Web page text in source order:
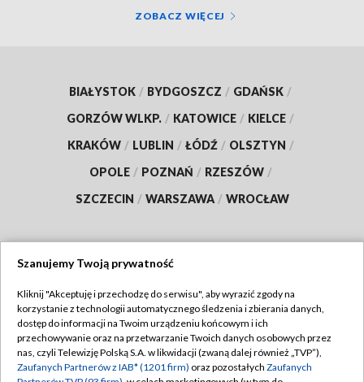
ZOBACZ WIĘCEJ
BIAŁYSTOK / BYDGOSZCZ / GDAŃSK /
GORZÓW WLKP. / KATOWICE / KIELCE /
KRAKÓW / LUBLIN / ŁÓDŹ / OLSZTYN /
OPOLE / POZNAŃ / RZESZÓW /
SZCZECIN / WARSZAWA / WROCŁAW
TVP
Abonament TVP
Emisja w TVP
Regulamin TVP
Polityka prywatności
Szanujemy Twoją prywatność
Kliknij "Akceptuję i przechodzę do serwisu", aby wyrazić zgody na
korzystanie z technologii automatycznego śledzenia i zbierania danych,
dostęp do informacji na Twoim urządzeniu końcowym i ich
przechowywanie oraz na przetwarzanie Twoich danych osobowych przez
nas, czyli Telewizję Polską S.A. w likwidacji (zwaną dalej również „TVP”),
Zaufanych Partnerów z IAB* (1201 firm) oraz pozostałych Zaufanych